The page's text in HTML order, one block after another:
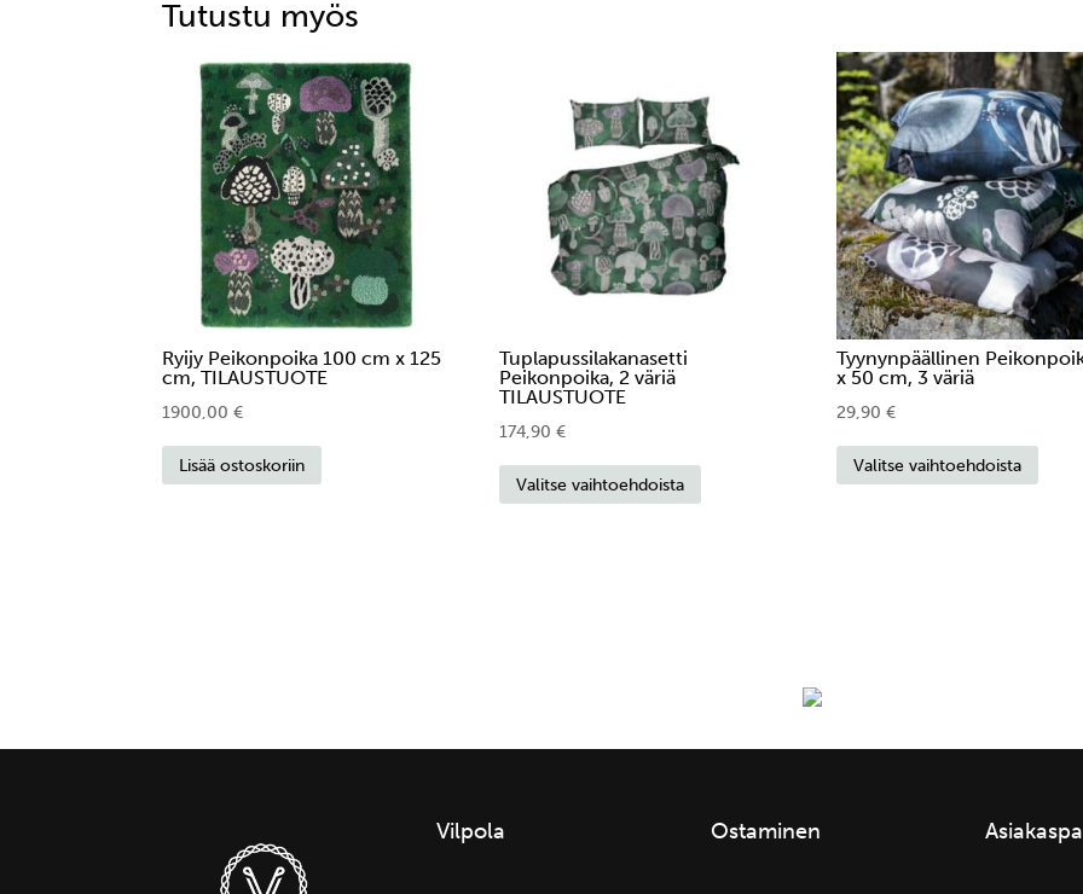
Tutustu myös
Ryijy Peikonpoika 100 cm x 125
cm, TILAUSTUOTE
1900,00€
Lisää ostoskoriin
Tuplapussilakanasetti
Peikonpoika, 2 väriä
TILAUSTUOTE
174,90€
Valitse vaihtoehdoista
Tällä
sivulla.
Tyynynpäällinen
x 50 cm, 3 väriä
29,90€
Valitse vaihtoehdoista
Tällä
Vilpola Ostaminen